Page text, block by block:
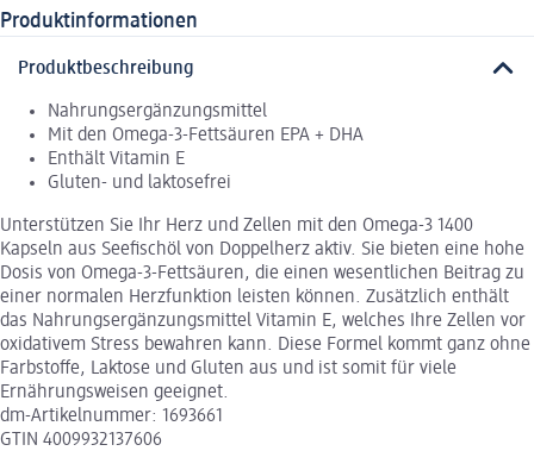
Produktinformationen
Produktbeschreibung
Nahrungsergänzungsmittel
Mit den Omega-3-Fettsäuren EPA + DHA
Enthält Vitamin E
Gluten- und laktosefrei
Unterstützen Sie Ihr Herz und Zellen mit den Omega-3 1400
Kapseln aus Seefischöl von Doppelherz aktiv. Sie bieten eine hohe
Dosis von Omega-3-Fettsäuren, die einen wesentlichen Beitrag zu
einer normalen Herzfunktion leisten können. Zusätzlich enthält
das Nahrungsergänzungsmittel Vitamin E, welches Ihre Zellen vor
oxidativem Stress bewahren kann. Diese Formel kommt ganz ohne
Farbstoffe, Laktose und Gluten aus und ist somit für viele
Ernährungsweisen geeignet.
dm-Artikelnummer: 1693661
GTIN 4009932137606